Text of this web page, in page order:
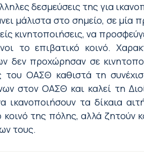
δεσμεύσεις της για
μάλιστα στο σημείο, σε μία
κινητοποιήσεις, να
το επιβατικό κοινό.
δεν προχώρησαν σε
του ΟΑΣΘ καθιστά τη
στον ΟΑΣΘ και καλεί τη
ικανοποιήσουν τα δίκαια
κοινό της πόλης, αλλά ζητούν
τους.